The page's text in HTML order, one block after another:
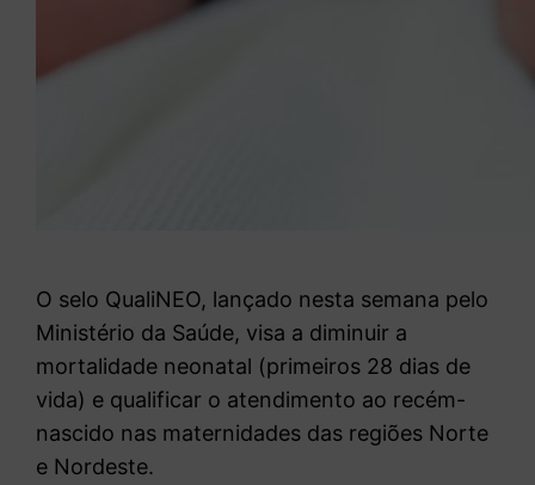
O selo QualiNEO, lançado nesta semana pelo
Ministério da Saúde, visa a diminuir a
mortalidade neonatal (primeiros 28 dias de
vida) e qualificar o atendimento ao recém-
nascido nas maternidades das regiões Norte
e Nordeste.